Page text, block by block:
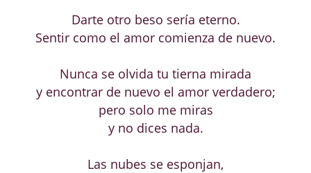
Darte otro beso sería eterno.
Sentir como el amor comienza de nuevo.
Nunca se olvida tu tierna mirada
y encontrar de nuevo el amor verdadero;
pero solo me miras
y no dices nada.
Las nubes se esponjan,